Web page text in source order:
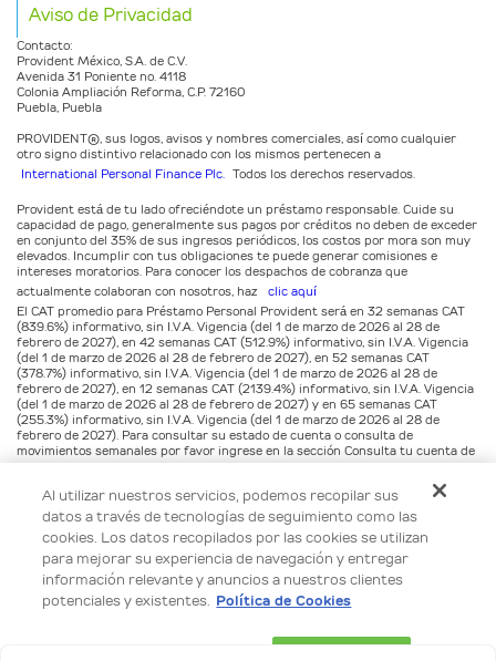
Aviso de Privacidad
Contacto:
Provident México, S.A. de C.V.
Avenida 31 Poniente no. 4118
Colonia Ampliación Reforma, C.P. 72160
Puebla, Puebla
PROVIDENT®️, sus logos, avisos y nombres comerciales, así como cualquier
otro signo distintivo relacionado con los mismos pertenecen a
International Personal Finance Plc. Todos los derechos reservados.
Provident está de tu lado ofreciéndote un préstamo responsable. Cuide su
capacidad de pago, generalmente sus pagos por créditos no deben de exceder
en conjunto del 35% de sus ingresos periódicos, los costos por mora son muy
elevados. Incumplir con tus obligaciones te puede generar comisiones e
intereses moratorios. Para conocer los despachos de cobranza que
actualmente colaboran con nosotros, haz
clic aquí
El CAT promedio para Préstamo Personal Provident será en 32 semanas CAT
(839.6%) informativo, sin I.V.A. Vigencia (del 1 de marzo de 2026 al 28 de
febrero de 2027), en 42 semanas CAT (512.9%) informativo, sin I.V.A. Vigencia
(del 1 de marzo de 2026 al 28 de febrero de 2027), en 52 semanas CAT
(378.7%) informativo, sin I.V.A. Vigencia (del 1 de marzo de 2026 al 28 de
febrero de 2027), en 12 semanas CAT (2139.4%) informativo, sin I.V.A. Vigencia
(del 1 de marzo de 2026 al 28 de febrero de 2027) y en 65 semanas CAT
(255.3%) informativo, sin I.V.A. Vigencia (del 1 de marzo de 2026 al 28 de
febrero de 2027). Para consultar su estado de cuenta o consulta de
movimientos semanales por favor ingrese en la sección Consulta tu cuenta de
Para cualquier duda, aclaración o reclamación, favor de dirigirse al teléfono :
800 633 1111 o al correo electrónico servicioalcliente@provident.com.mx.
Provident México, S.A. de C.V., tratará sus datos personales de identificación,
de contacto, datos laborales y educativos, financieros, historial crediticio o
biométricos para corroborar su identidad y capacidad de pago, verificar
cobertura, brindarle asesoría, evaluar su solicitud de préstamo, envío de
publicidad y ofertas o en su caso gestionar su relación jurídica con Provident.
www.provident.com.mx/privacidad
Al utilizar nuestros servicios, podemos recopilar sus
datos a través de tecnologías de seguimiento como las
cookies. Los datos recopilados por las cookies se utilizan
para mejorar su experiencia de navegación y entregar
información relevante y anuncios a nuestros clientes
potenciales y existentes. Política de Cookies